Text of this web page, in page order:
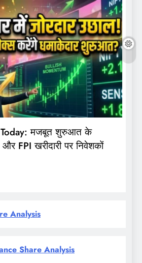
मजबूत शुरुआत के
FPI खरीदारी पर निवेशकों
Analysis
Share Analysis